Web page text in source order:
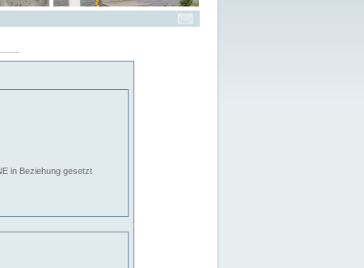
in Beziehung gesetzt